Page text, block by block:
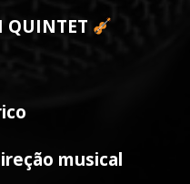
QUINTET
musical